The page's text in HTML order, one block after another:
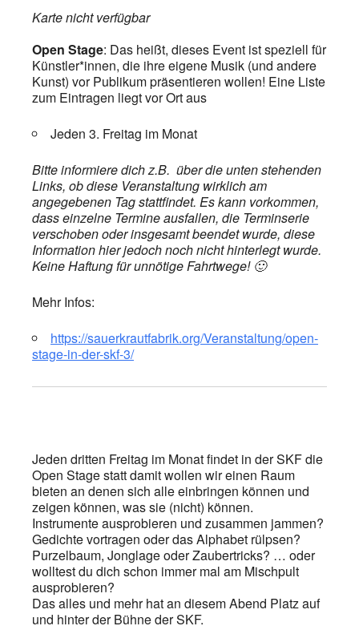
Karte nicht verfügbar
Open Stage: Das heißt, dieses Event ist speziell für
Künstler*innen, die ihre eigene Musik (und andere
Kunst) vor Publikum präsentieren wollen! Eine Liste
zum Eintragen liegt vor Ort aus
Jeden 3. Freitag im Monat
Bitte informiere dich z.B. über die unten stehenden
Links, ob diese Veranstaltung wirklich am
angegebenen Tag stattfindet. Es kann vorkommen,
dass einzelne Termine ausfallen, die Terminserie
verschoben oder insgesamt beendet wurde, diese
Information hier jedoch noch nicht hinterlegt wurde.
Keine Haftung für unnötige Fahrtwege! 🙂
Mehr Infos:
https://sauerkrautfabrik.org/Veranstaltung/open-
stage-in-der-skf-3/
Jeden dritten Freitag im Monat findet in der SKF die
Open Stage statt damit wollen wir einen Raum
bieten an denen sich alle einbringen können und
zeigen können, was sie (nicht) können.
Instrumente ausprobieren und zusammen jammen?
Gedichte vortragen oder das Alphabet rülpsen?
Purzelbaum, Jonglage oder Zaubertricks? … oder
wolltest du dich schon immer mal am Mischpult
ausprobieren?
Das alles und mehr hat an diesem Abend Platz auf
und hinter der Bühne der SKF.